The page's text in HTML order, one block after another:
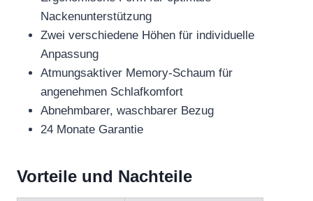
Nackenunterstützung
Zwei verschiedene Höhen für individuelle
Anpassung
Atmungsaktiver Memory-Schaum für
angenehmen Schlafkomfort
Abnehmbarer, waschbarer Bezug
24 Monate Garantie
Vorteile und Nachteile